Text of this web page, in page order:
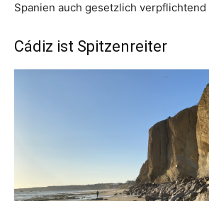
Spanien auch gesetzlich verpflichtend
Cádiz ist Spitzenreiter